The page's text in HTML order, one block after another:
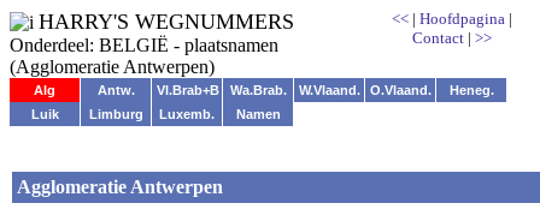
HARRY'S WEGNUMMERS
Onderdeel: BELGIË - plaatsnamen
(Agglomeratie Antwerpen)
<< | Hoofdpagina |
Contact | >>
Alg Antw. Vl.Brab+B Wa.Brab. W.Vlaand. O.Vlaand.
Heneg.
Luik
Limburg Luxemb. Namen
Agglomeratie Antwerpen